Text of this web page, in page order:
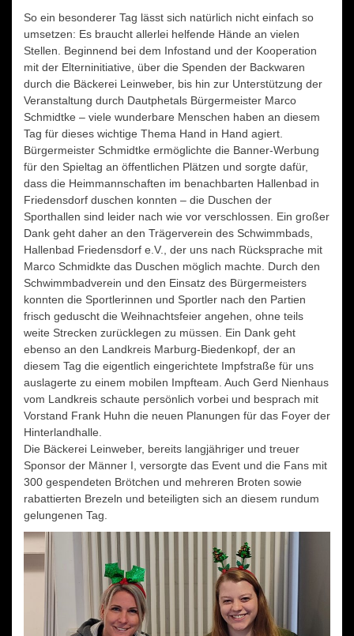
So ein besonderer Tag lässt sich natürlich nicht einfach so
umsetzen: Es braucht allerlei helfende Hände an vielen
Stellen. Beginnend bei dem Infostand und der Kooperation
mit der Elterninitiative, über die Spenden der Backwaren
durch die Bäckerei Leinweber, bis hin zur Unterstützung der
Veranstaltung durch Dautphetals Bürgermeister Marco
Schmidtke – viele wunderbare Menschen haben an diesem
Tag für dieses wichtige Thema Hand in Hand agiert.
Bürgermeister Schmidtke ermöglichte die Banner-Werbung
für den Spieltag an öffentlichen Plätzen und sorgte dafür,
dass die Heimmannschaften im benachbarten Hallenbad in
Friedensdorf duschen konnten – die Duschen der
Sporthallen sind leider nach wie vor verschlossen. Ein großer
Dank geht daher an den Trägerverein des Schwimmbads,
Hallenbad Friedensdorf e.V., der uns nach Rücksprache mit
Marco Schmidkte das Duschen möglich machte. Durch den
Schwimmbadverein und den Einsatz des Bürgermeisters
konnten die Sportlerinnen und Sportler nach den Partien
frisch geduscht die Weihnachtsfeier angehen, ohne teils
weite Strecken zurücklegen zu müssen. Ein Dank geht
ebenso an den Landkreis Marburg-Biedenkopf, der an
diesem Tag die eigentlich eingerichtete Impfstraße für uns
auslagerte zu einem mobilen Impfteam. Auch Gerd Nienhaus
vom Landkreis schaute persönlich vorbei und besprach mit
Vorstand Frank Huhn die neuen Planungen für das Foyer der
Hinterlandhalle.
Die Bäckerei Leinweber, bereits langjähriger und treuer
Sponsor der Männer I, versorgte das Event und die Fans mit
300 gespendeten Brötchen und mehreren Broten sowie
rabattierten Brezeln und beteiligten sich an diesem rundum
gelungenen Tag.